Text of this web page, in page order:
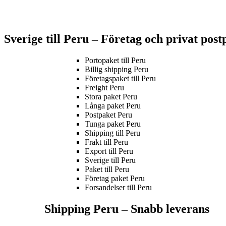
Sverige till Peru – Företag och privat
Portopaket till Peru
Billig shipping Peru
Företagspaket till Peru
Freight Peru
Stora paket Peru
Långa paket Peru
Postpaket Peru
Tunga paket Peru
Shipping till Peru
Frakt till Peru
Export till Peru
Sverige till Peru
Paket till Peru
Företag paket Peru
Forsandelser till Peru
Shipping Peru – Snabb leverans